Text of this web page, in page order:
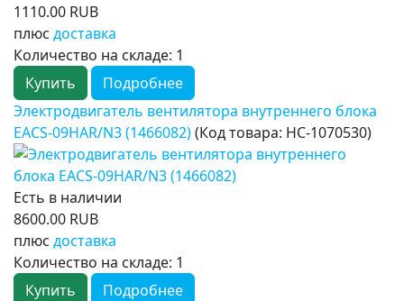
1110.00 RUB
плюс доставка
Количество на складе: 1
Купить
Подробнее
Электродвигатель вентилятора внутреннего блока
EACS-09HAR/N3 (1466082)(Код товара: НС-1070530)
Есть в наличии
8600.00 RUB
плюс доставка
Количество на складе: 1
Купить
Подробнее